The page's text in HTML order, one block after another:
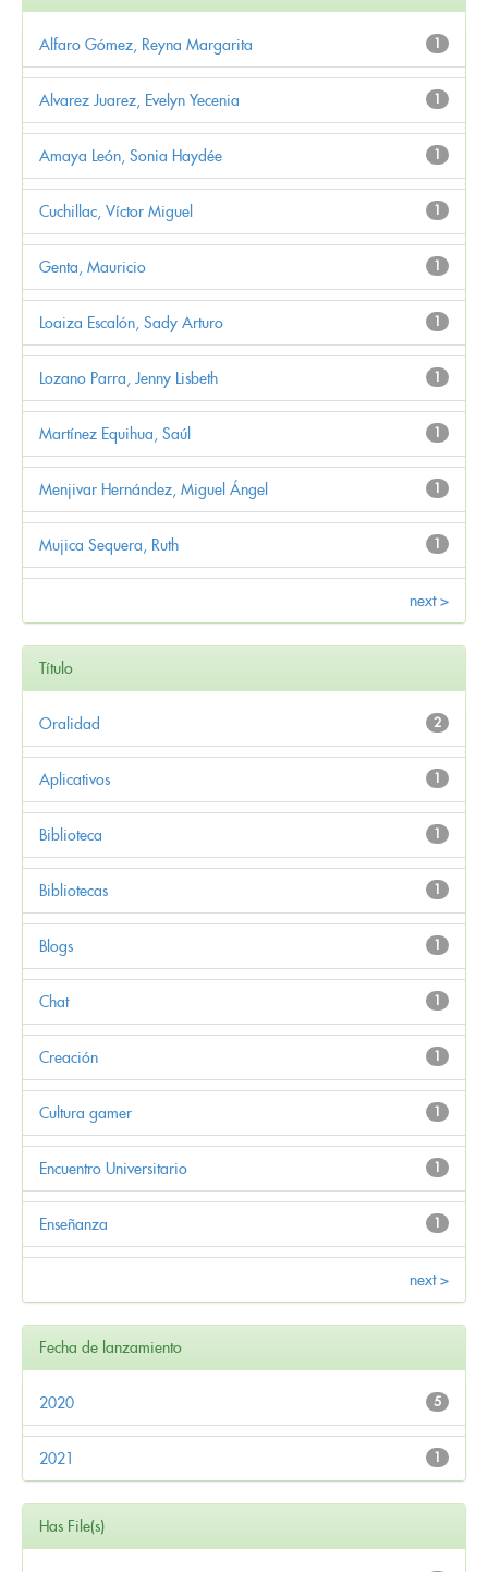
1
Alfaro Gómez, Reyna Margarita
1
Alvarez Juarez, Evelyn Yecenia
1
Amaya León, Sonia Haydée
1
Cuchillac, Víctor Miguel
1
Genta, Mauricio
1
Loaiza Escalón, Sady Arturo
1
Lozano Parra, Jenny Lisbeth
1
Martínez Equihua, Saúl
1
Menjivar Hernández, Miguel Ángel
1
Mujica Sequera, Ruth
next >
Título
2
Oralidad
1
Aplicativos
1
Biblioteca
1
Bibliotecas
1
Blogs
1
Chat
1
Creación
1
Cultura gamer
1
Encuentro Universitario
1
Enseñanza
next >
Fecha de lanzamiento
5
2020
1
2021
Has File(s)